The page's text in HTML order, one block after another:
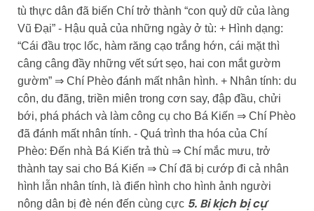
tù thực dân đã biến Chí trở thành “con quỷ dữ của làng
Vũ Đại” - Hậu quả của những ngày ở tù: + Hình dạng:
“Cái đầu trọc lốc, hàm răng cạo trắng hớn, cái mặt thì
câng câng đầy những vết sứt sẹo, hai con mắt gườm
gườm” ⇒ Chí Phèo đánh mất nhân hình. + Nhân tính: du
côn, du đãng, triền miên trong cơn say, đập đầu, chửi
bới, phá phách và làm công cụ cho Bá Kiến ⇒ Chí Phèo
đã đánh mất nhân tính. - Quá trình tha hóa của Chí
Phèo: Đến nhà Bá Kiến trả thù ⇒ Chí mắc mưu, trở
thành tay sai cho Bá Kiến ⇒ Chí đã bị cướp đi cả nhân
hình lẫn nhân tính, là điển hình cho hình ảnh người
nông dân bị đè nén đến cùng cực 5. Bi kịch bị cự